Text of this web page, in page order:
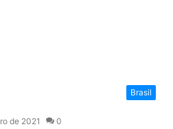
Brasil
de 2021 0